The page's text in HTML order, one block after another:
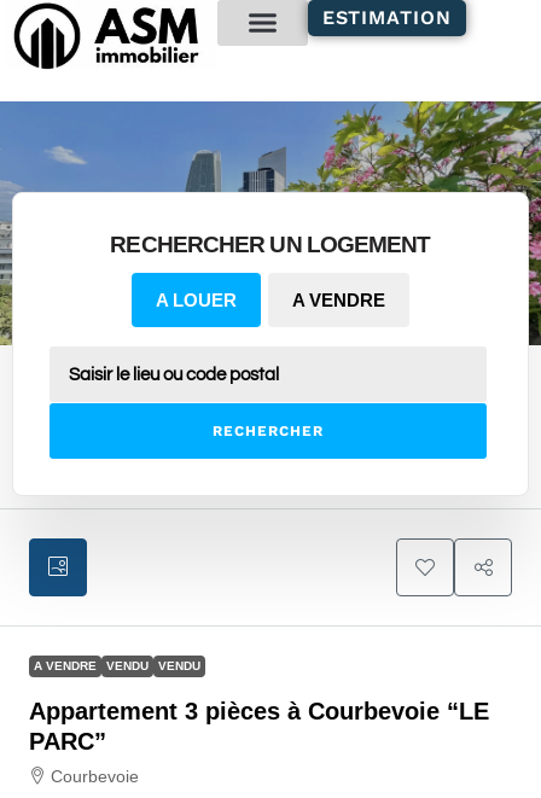
principal
ESTIMATION
RECHERCHER UN LOGEMENT
A LOUER A VENDRE
RECHERCHER
A VENDRE VENDU VENDU
Appartement 3 pièces à Courbevoie “LE
PARC”
Courbevoie